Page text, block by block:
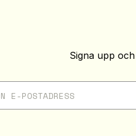
Signa upp